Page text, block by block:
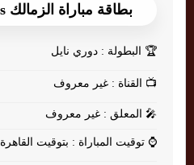
بطاقة مباراة الزمالك Vs طلائع الجيش
🏆 البطولة : دوري نايل
📺 القناة : غير معروف
🎤 المعلق : غير معروف
⌚ توقيت المباراة : بتوقيت القاهرة